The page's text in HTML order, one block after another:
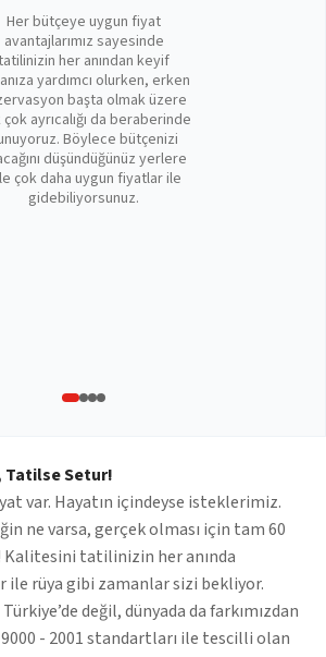
Her bütçeye uygun fiyat
avantajlarımız sayesinde
her anından keyif
yardımcı olurken, erken
başta olmak üzere
ayrıcalığı da beraberinde
Böylece bütçenizi
düşündüğünüz yerlere
çok daha uygun fiyatlar ile
gidebiliyorsunuz.
Tatilse Setur!
var. Hayatın içindeyse isteklerimiz.
ne varsa, gerçek olması için tam 60
Kalitesini tatilinizin her anında
ile rüya gibi zamanlar sizi bekliyor.
değil, dünyada da farkımızdan
- 2001 standartları ile tescilli olan